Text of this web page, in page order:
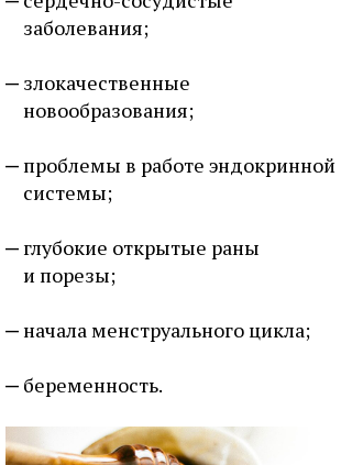
заболевания;
злокачественные
новообразования;
проблемы в работе эндокринной
системы;
глубокие открытые раны
и порезы;
начала менструального цикла;
беременность.